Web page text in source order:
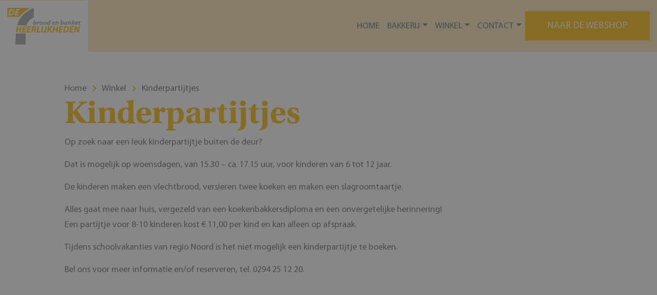
HOME BAKKERIJ WINKEL CONTACT NAAR DE WEBSHOP
Home Winkel Kinderpartijtjes
Kinderpartijtjes
Op zoek naar een leuk kinderpartijtje buiten de deur?
Dat is mogelijk op woensdagen, van 15.30 – ca. 17.15 uur, voor kinderen van 6 tot 12 jaar.
De kinderen maken een vlechtbrood, versieren twee koeken en maken een slagroomtaartje.
Alles gaat mee naar huis, vergezeld van een koekenbakkersdiploma en een onvergetelijke herinnering!
Een partijtje voor 8-10 kinderen kost € 11,00 per kind en kan alleen op afspraak.
Tijdens schoolvakanties van regio Noord is het niet mogelijk een kinderpartijtje te boeken.
Bel ons voor meer informatie en/of reserveren, tel. 0294 25 12 20.